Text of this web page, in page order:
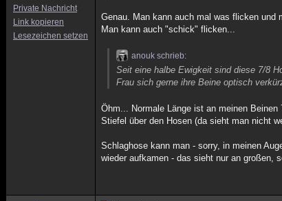
Private Nachricht
Link kopieren
Lesezeichen setzen
Genau. Man kann auch mal was flicken
Man kann auch "schick" flicken...
anouk schrieb:
Seit eine halbe Ewigkeit sind diese 7/8
Frau sich gerne ihre Beine optisch
Öhm... Normale Länge ist an meinen
Stiefel über den Hosen (da sieht man nicht
Schlaghose kann man - sorry, in meinen
wieder aufkamen - das sieht nur an großen,